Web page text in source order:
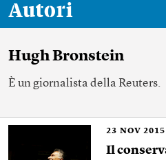
Autori
Hugh Bronstein
È un giornalista della Reuters.
23 NOV 2015
Il